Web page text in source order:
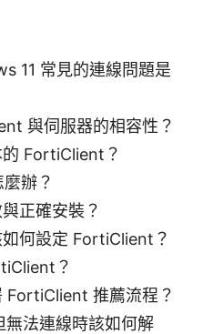
11 常見的連線問題是
與伺服器的相容性？
FortiClient？
辦？
正確安裝？
何設定 FortiClient？
？
FortiClient 推薦流程？
法連線時該如何解